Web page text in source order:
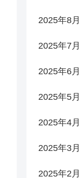
2025年8月
2025年7月
2025年6月
2025年5月
2025年4月
2025年3月
2025年2月